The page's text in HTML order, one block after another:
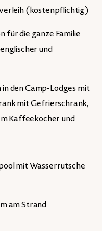
(kostenpflichtig)
für die ganze Familie
und
den Camp-Lodges mit
mit Gefrierschrank,
Kaffeekocher und
mit Wasserrutsche
am Strand